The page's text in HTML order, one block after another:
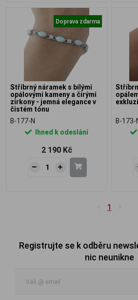
Doprava zdarma
Stříbrný náramek s bílými
opálovými kameny a čirými
zirkony - jemná elegance v
čistém tónu
B-177-N
Ihned k odeslání
2 190 Kč
B-173-
1
Registrujte se k odběru
nic neunikne